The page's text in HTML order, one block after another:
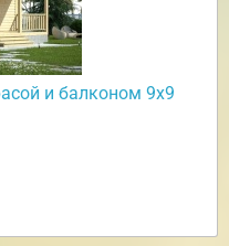
и балконом 9х9